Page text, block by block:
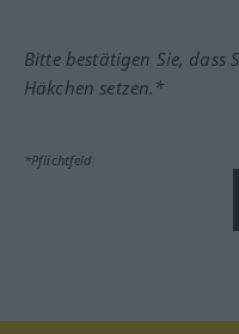
Bitte bestätigen Sie, dass
Häkchen setzen.*
*Pflichtfeld